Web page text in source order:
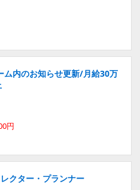
内のお知らせ更新/月給30万
円
クター・プランナー